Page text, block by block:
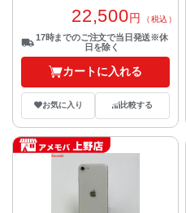
22,500円 （税込）
17時までのご注文で当日発送※休
日を除く
カートに入れる
お気に入り 比較する